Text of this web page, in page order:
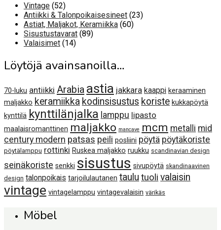
Vintage 5252
tuotetta
Antiikki & Talonpoikaisesineet 2323
Astiat, Maljakot, Keramiikka 6060
Sisustustavarat 8989
Valaisimet 1414
Löytöjä avainsanoilla…
70-luku antiikki Arabia astia jakkara kaappi keraaminen
maljakko keramiikka kodinsisustus koriste kukkapöytä
kynttilä kynttilänjalka lamppu lipasto
maalaisromanttinen maljakko mancave mcm metalli mid
century modern patsas peili posliini pöytä pöytäkoriste
pöytälamppu rottinki Ruskea maljakko ruukku scandinavian design
seinäkoriste senkki sisustus sivupöytä skandinaavinen
design talonpoikais tarjoilulautanen taulu tuoli valaisin
vintage vintagelamppu vintagevalaisin värikäs
Möbel